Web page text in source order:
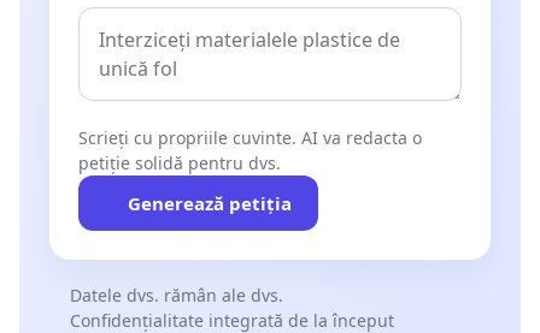
Scrieți cu propriile cuvinte. AI va redacta o
petiție solidă pentru dvs.
Generează petiția
Datele dvs. rămân ale dvs.
Confidențialitate integrată de la început